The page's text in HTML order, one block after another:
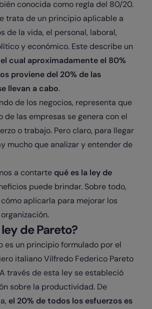
conocida como regla del 80/20.
trata de un principio aplicable a
de la vida, el personal, laboral,
y económico. Este describe un
cual aproximadamente el 80%
proviene del 20% de las
llevan a cabo.
de los negocios, representa que
de las empresas se genera con el
o trabajo. Pero claro, para llegar
mucho que analizar y entender de
a contarte qué es la ley de
puede brindar. Sobre todo,
aplicarla para mejorar los
de Pareto?
es un principio formulado por el
italiano Vilfredo Federico Pareto
través de esta ley se estableció
sobre la productividad. De
el 20% de todos los esfuerzos es